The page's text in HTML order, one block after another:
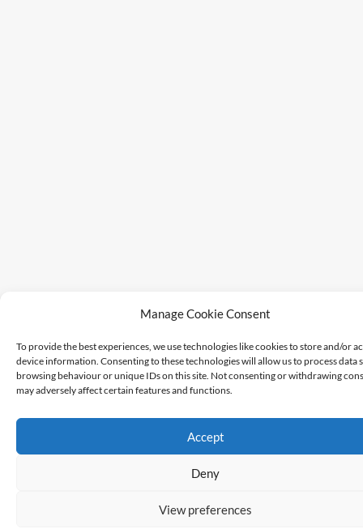
Manage Cookie Consent
To provide the best experiences, we use technologies like cookies to store and/or
device information. Consenting to these technologies will allow us to process data
browsing behaviour or unique IDs on this site. Not consenting or withdrawing
may adversely affect certain features and functions.
Accept
Deny
View preferences